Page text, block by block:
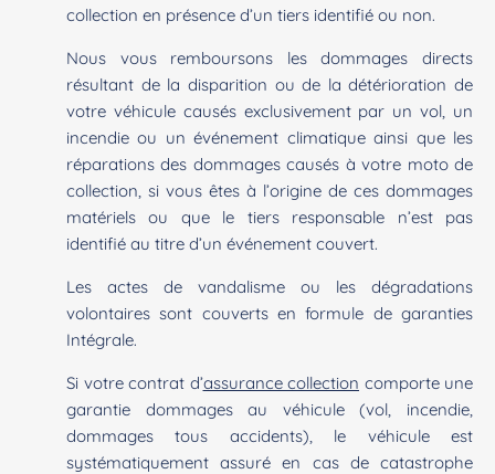
collection en présence d’un tiers identifié ou non.
Nous vous remboursons les dommages directs
résultant de la disparition ou de la détérioration de
votre véhicule causés exclusivement par un vol, un
incendie ou un événement climatique ainsi que les
réparations des dommages causés à votre moto de
collection, si vous êtes à l’origine de ces dommages
matériels ou que le tiers responsable n’est pas
identifié au titre d’un événement couvert.
Les actes de vandalisme ou les dégradations
volontaires sont couverts en formule de garanties
Intégrale.
Si votre contrat d’assurance collection comporte une
garantie dommages au véhicule (vol, incendie,
dommages tous accidents), le véhicule est
systématiquement assuré en cas de catastrophe